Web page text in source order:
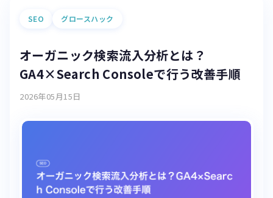
SEO グロースハック
オーガニック検索流入分析とは？
GA4×Search Consoleで行う改善手順
2026年05月15日